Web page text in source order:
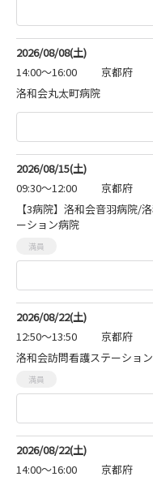
2026/08/08(土)
14:00～16:00
京都府
洛和会丸太町病院
2026/08/15(土)
09:30～12:00
京都府
【3病院】洛和会音羽病院/
ーション病院
満員
2026/08/22(土)
12:50～13:50
京都府
洛和会訪問看護ステーショ
満員
2026/08/22(土)
14:00～16:00
京都府